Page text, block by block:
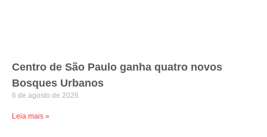
Centro de São Paulo ganha quatro novos
Bosques Urbanos
6 de agosto de 2026
Leia mais »